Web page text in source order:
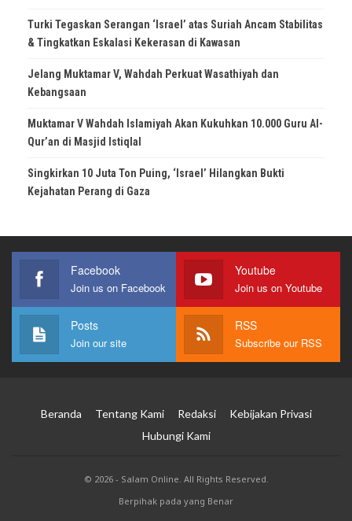
Turki Tegaskan Serangan ‘Israel’ atas Suriah Ancam Stabilitas
& Tingkatkan Eskalasi Kekerasan di Kawasan
Jelang Muktamar V, Wahdah Perkuat Wasathiyah dan
Kebangsaan
Muktamar V Wahdah Islamiyah Akan Kukuhkan 10.000 Guru Al-
Qur’an di Masjid Istiqlal
Singkirkan 10 Juta Ton Puing, ‘Israel’ Hilangkan Bukti
Kejahatan Perang di Gaza
Facebook
Join us on Facebook
Youtube
Join us on Youtube
Posts
Join our site
RSS
Subscribe our RSS
Beranda Tentang Kami Redaksi
Kebijakan Privasi
Hubungi Kami
© 2026 - Salam Online. All Rights Reserved.
Berpihak pada yang Benar